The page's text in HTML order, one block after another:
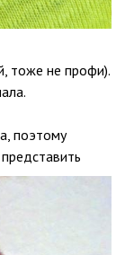
тоже не профи).
поэтому